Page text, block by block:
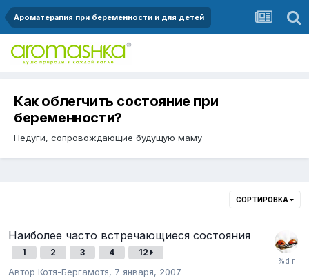
Ароматерапия при беременности и для детей
Как облегчить состояние при
беременности?
Недуги, сопровождающие будущую маму
СОРТИРОВКА
Наиболее часто встречающиеся состояния
1 2 3 4 12
Автор Котя-Бергамотя, 7 января, 2007